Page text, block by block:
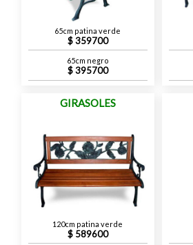
65cm patina verde
359700
65cm negro
395700
GIRASOLES
120cm patina verde
589600